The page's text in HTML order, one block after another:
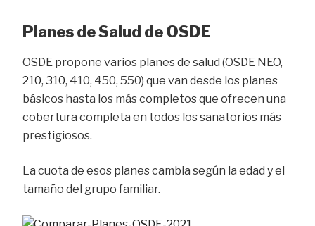
Planes de Salud de OSDE
OSDE propone varios planes de salud (OSDE NEO,
210, 310, 410, 450, 550) que van desde los planes
básicos hasta los más completos que ofrecen una
cobertura completa en todos los sanatorios más
prestigiosos.
La cuota de esos planes cambia según la edad y el
tamaño del grupo familiar.